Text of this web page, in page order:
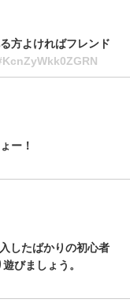
方よければフレンド
ー！
したばかりの初心者
びましょう。